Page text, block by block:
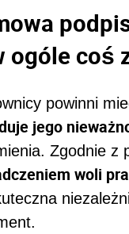
ogóle coś
powinni
jego
Zgodnie z
woli